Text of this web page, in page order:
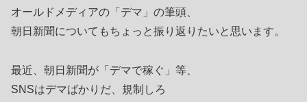
オールドメディアの「デマ」の筆頭、
朝日新聞についてもちょっと振り返りたいと思います。
最近、朝日新聞が「デマで稼ぐ」等、
SNSはデマばかりだ、規制しろ